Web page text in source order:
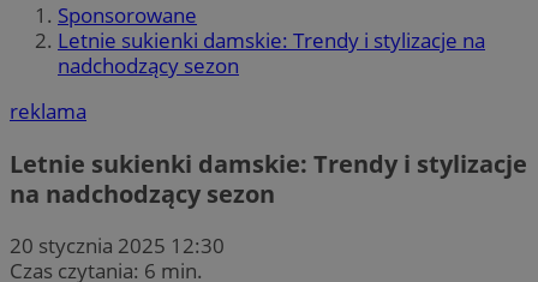
Sponsorowane
Letnie sukienki damskie: Trendy i stylizacje na
nadchodzący sezon
reklama
Letnie sukienki damskie: Trendy i stylizacje
na nadchodzący sezon
20 stycznia 2025 12:30
Czas czytania: 6 min.